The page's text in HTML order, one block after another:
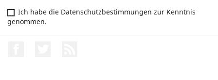
Ich habe die Datenschutzbestimmungen zur Kenntnis
genommen.